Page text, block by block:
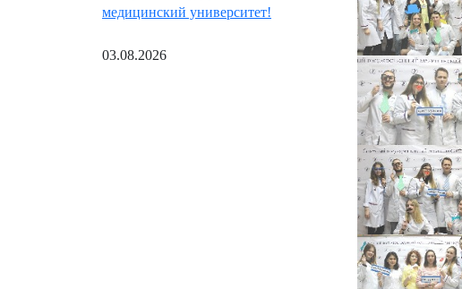
медицинский университет!
03.08.2026